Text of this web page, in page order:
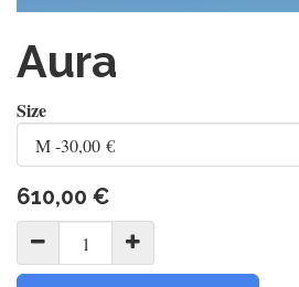
Aura
Size
610,00 €